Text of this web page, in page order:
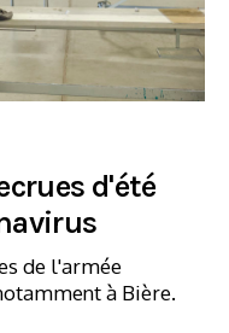
d'été
de l'armée
à Bière.